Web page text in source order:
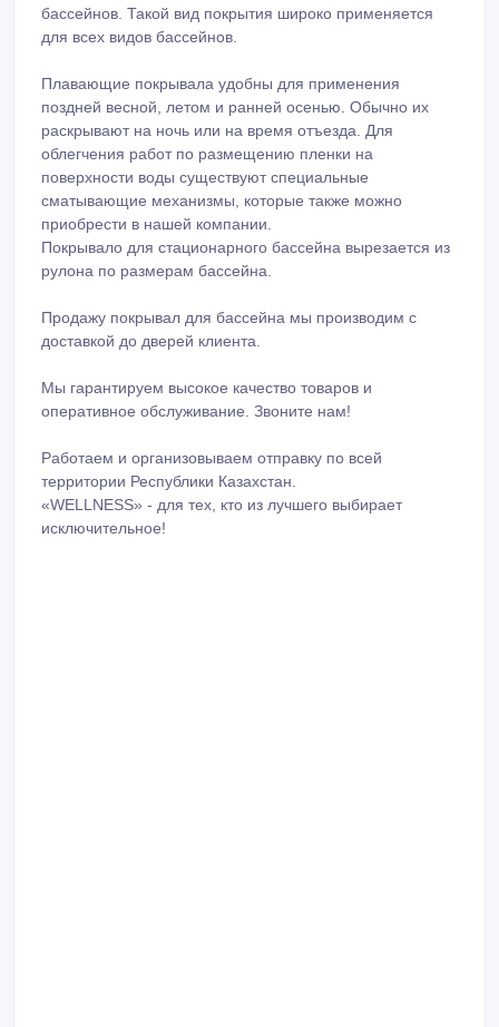
бассейнов. Такой вид покрытия широко применяется
для всех видов бассейнов.
Плавающие покрывала удобны для применения
поздней весной, летом и ранней осенью. Обычно их
раскрывают на ночь или на время отъезда. Для
облегчения работ по размещению пленки на
поверхности воды существуют специальные
сматывающие механизмы, которые также можно
приобрести в нашей компании.
Покрывало для стационарного бассейна вырезается из
рулона по размерам бассейна.
Продажу покрывал для бассейна мы производим с
доставкой до дверей клиента.
Мы гарантируем высокое качество товаров и
оперативное обслуживание. Звоните нам!
Работаем и организовываем отправку по всей
территории Республики Казахстан.
«WELLNESS» - для тех, кто из лучшего выбирает
исключительное!